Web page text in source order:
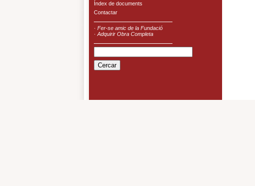
Índex de documents
Contactar
· Fer-se amic de la Fundació
· Adquirir Obra Completa